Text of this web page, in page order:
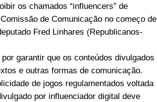
os chamados “influencers” de
de Comunicação no começo de
Fred Linhares (Republicanos-
garantir que os conteúdos divulgados
e outras formas de comunicação.
de jogos regulamentados voltada
por influenciador digital deve